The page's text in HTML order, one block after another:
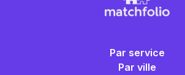
Par service
Par ville